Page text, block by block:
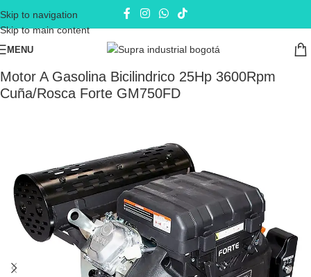
Skip to navigation
Skip to main content
MENU
Inicio Motores Motores a Gasolina
Motor A Gasolina Bicilindrico 25Hp 3600Rpm
Cuña/Rosca Forte GM750FD